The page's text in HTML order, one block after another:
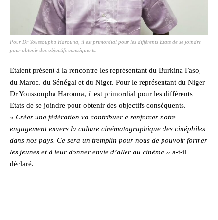
Pour Dr Youssoupha Harouna, il est primordial pour les différents Etats de se joindre
pour obtenir des objectifs conséquents.
Etaient présent à la rencontre les représentant du Burkina Faso,
du Maroc, du Sénégal et du Niger. Pour le représentant du Niger
Dr Youssoupha Harouna, il est primordial pour les différents
Etats de se joindre pour obtenir des objectifs conséquents.
« Créer une fédération va contribuer à renforcer notre
engagement envers la culture cinématographique des cinéphiles
dans nos pays. Ce sera un tremplin pour nous de pouvoir former
les jeunes et à leur donner envie d’aller au cinéma » a-t-il
déclaré.